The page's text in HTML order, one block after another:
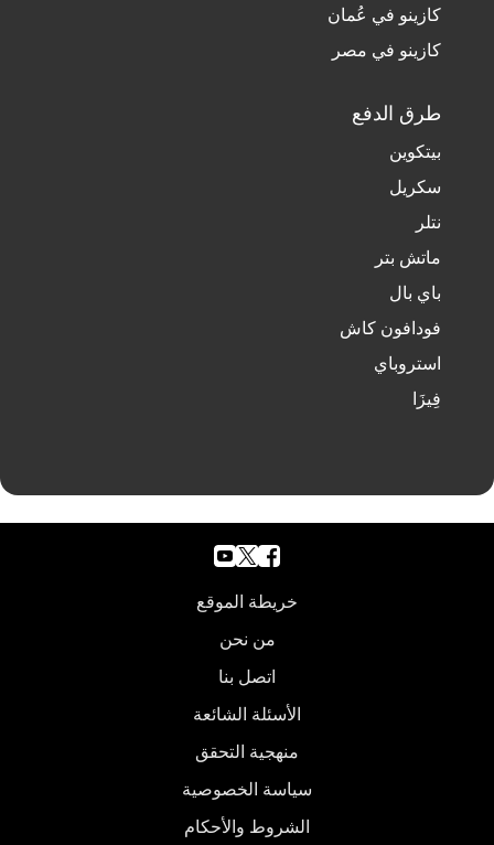
كازينو في عُمان
كازينو في مصر
طرق الدفع
بيتكوين
سكريل
نتلر
ماتش بتر
باي بال
فودافون كاش
استروباي
فِيزَا
خريطة الموقع
من نحن
اتصل بنا
الأسئلة الشائعة
منهجية التحقق
سياسة الخصوصية
الشروط والأحكام